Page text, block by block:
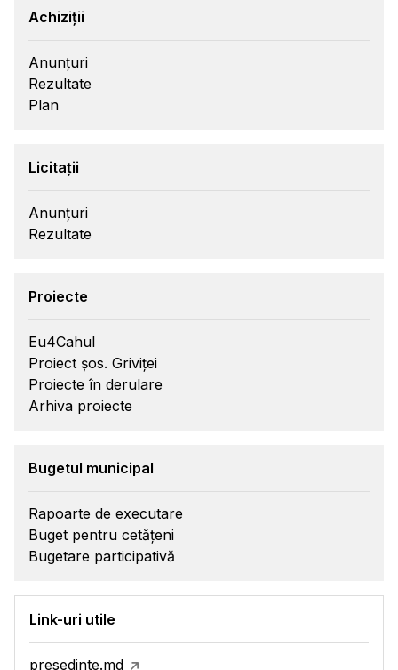
Achiziții
Anunțuri
Rezultate
Plan
Licitații
Anunțuri
Rezultate
Proiecte
Eu4Cahul
Proiect șos. Griviței
Proiecte în derulare
Arhiva proiecte
Bugetul municipal
Rapoarte de executare
Buget pentru cetățeni
Bugetare participativă
Link-uri utile
presedinte.md